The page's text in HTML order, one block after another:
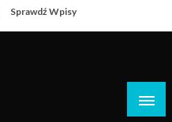
Sprawdź Wpisy